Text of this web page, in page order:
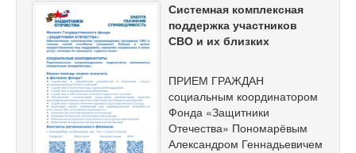
Системная комплексная
поддержка участников
СВО и их близких
ПРИЕМ ГРАЖДАН
социальным координатором
Фонда «Защитники
Отечества» Пономарёвым
Александром Геннадьевичем